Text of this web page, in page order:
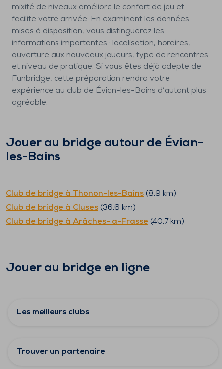
mixité de niveaux améliore le confort de jeu et
facilite votre arrivée. En examinant les données
mises à disposition, vous distinguerez les
informations importantes : localisation, horaires,
ouverture aux nouveaux joueurs, type de rencontres
et niveau de pratique. Si vous êtes déjà adepte de
Funbridge, cette préparation rendra votre
expérience au club de Évian-les-Bains d’autant plus
agréable.
Jouer au bridge autour de Évian-
les-Bains
Club de bridge à Thonon-les-Bains (8.9 km)
Club de bridge à Cluses (36.6 km)
Club de bridge à Arâches-la-Frasse (40.7 km)
Jouer au bridge en ligne
Les meilleurs clubs
Trouver un partenaire